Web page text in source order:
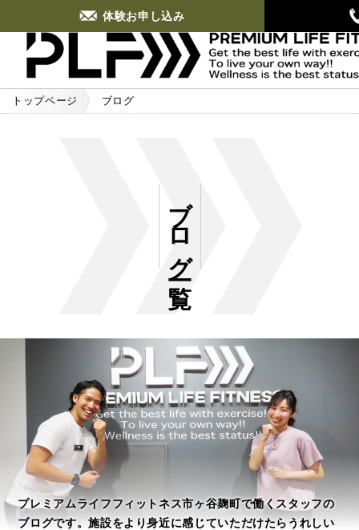
体験お申し込み
トップページ ブログ
ブログ一覧
プレミアムライフフィットネス市ヶ谷麹町で働くスタッフの
ブログです。施設をより身近に感じていただけたらうれしい